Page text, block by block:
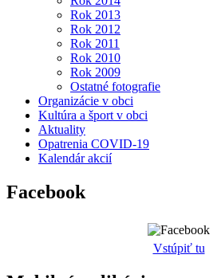
Rok 2013
Rok 2012
Rok 2011
Rok 2010
Rok 2009
Ostatné fotografie
Organizácie v obci
Kultúra a šport v obci
Aktuality
Opatrenia COVID-19
Kalendár akcií
Facebook
Vstúpiť tu